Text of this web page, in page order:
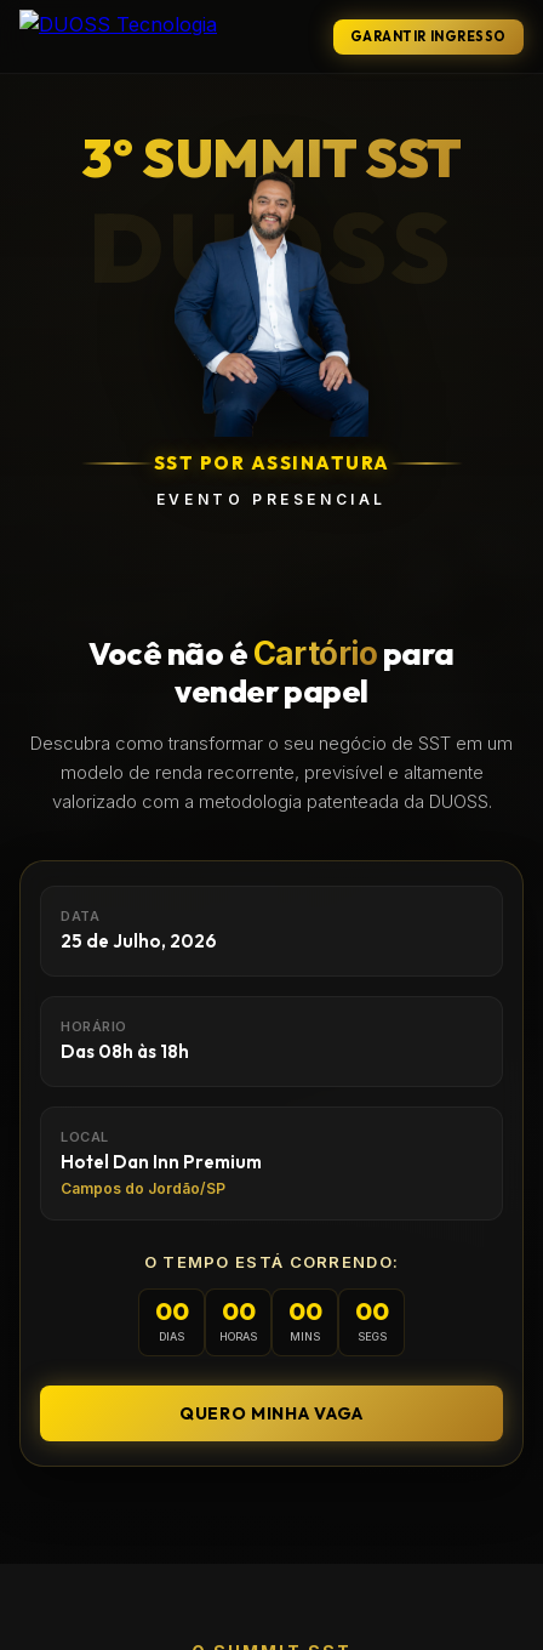
GARANTIR INGRESSO
DUOSS
SST POR ASSINATURA
EVENTO PRESENCIAL
3º SUMMIT SST
Você não éCartóriopara
vender papel
Descubra como transformar o seu negócio de SST em um
modelo de renda recorrente, previsível e altamente
valorizado com a metodologia patenteada da DUOSS.
DATA
25 de Julho, 2026
HORÁRIO
Das 08h às 18h
LOCAL
Hotel Dan Inn Premium
Campos do Jordão/SP
O TEMPO ESTÁ CORRENDO:
00
DIAS
00
HORAS
00
MINS
00
SEGS
QUERO MINHA VAGA